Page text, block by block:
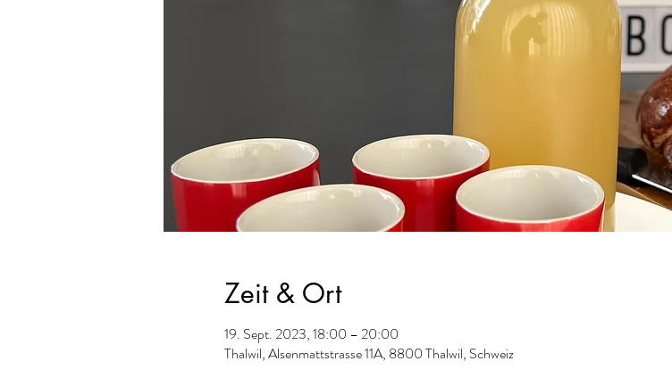
Zeit & Ort
19. Sept. 2023, 18:00 – 20:00
Thalwil, Alsenmattstrasse 11A, 8800 Thalwil, Schweiz